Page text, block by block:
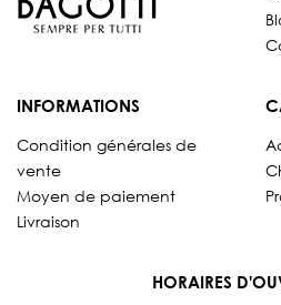
INFORMATIONS
Condition générales de
vente
Moyen de paiement
Livraison
HORAIRES